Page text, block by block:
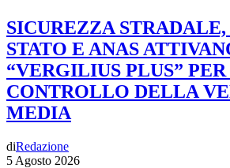
SICUREZZA
STATO E ANAS
“VERGILIUS PLUS”
CONTROLLO DELLA
MEDIA
diRedazione
5 Agosto 2026